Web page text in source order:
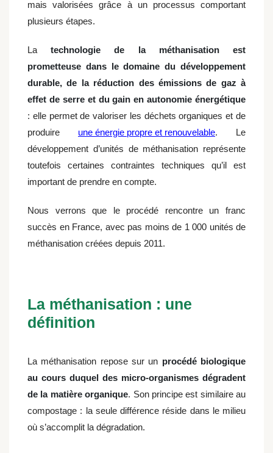
mais valorisées grâce à un processus comportant
plusieurs étapes.
Latechnologie de la méthanisation est
prometteuse dans le domaine du développement
durable, de la réduction des émissions de gaz à
effet de serre et du gain en autonomie énergétique
: elle permet de valoriser les déchets organiques et de
produire une énergie propre et renouvelable. Le
développement d’unités de méthanisation représente
toutefois certaines contraintes techniques qu’il est
important de prendre en compte.
Nous verrons que le procédé rencontre un franc
succès en France, avec pas moins de 1 000 unités de
méthanisation créées depuis 2011.
La méthanisation : une
définition
La méthanisation repose sur un procédé biologique
au cours duquel des micro-organismes dégradent
de la matière organique. Son principe est similaire au
compostage : la seule différence réside dans le milieu
où s’accomplit la dégradation.